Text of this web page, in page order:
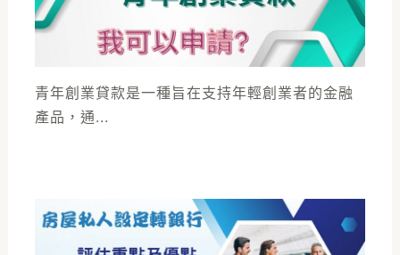
青年創業貸款是一種旨在支持年輕創業者的金融
產品，通...